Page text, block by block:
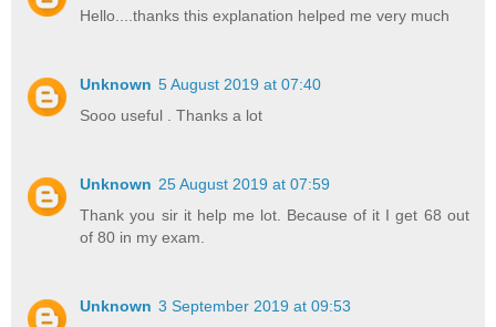
Hello....thanks this explanation helped me very much
Unknown 5 August 2019 at 07:40
Sooo useful . Thanks a lot
Unknown 25 August 2019 at 07:59
Thank you sir it help me lot. Because of it I get 68 out
of 80 in my exam.
Unknown 3 September 2019 at 09:53